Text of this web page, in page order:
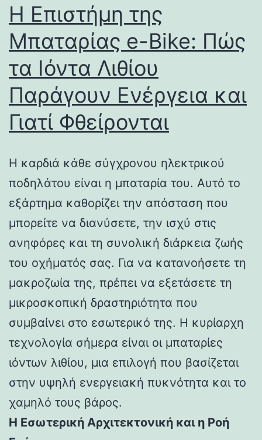
Η Επιστήμη της
Μπαταρίας e-Bike: Πώς
τα Ιόντα Λιθίου
Παράγουν Ενέργεια και
Γιατί Φθείρονται
Η καρδιά κάθε σύγχρονου ηλεκτρικού
ποδηλάτου είναι η μπαταρία του. Αυτό το
εξάρτημα καθορίζει την απόσταση που
μπορείτε να διανύσετε, την ισχύ στις
ανηφόρες και τη συνολική διάρκεια ζωής
του οχήματός σας. Για να κατανοήσετε τη
μακροζωία της, πρέπει να εξετάσετε τη
μικροσκοπική δραστηριότητα που
συμβαίνει στο εσωτερικό της. Η κυρίαρχη
τεχνολογία σήμερα είναι οι μπαταρίες
ιόντων λιθίου, μια επιλογή που βασίζεται
στην υψηλή ενεργειακή πυκνότητα και το
χαμηλό τους βάρος.
Η Εσωτερική Αρχιτεκτονική και η Ροή